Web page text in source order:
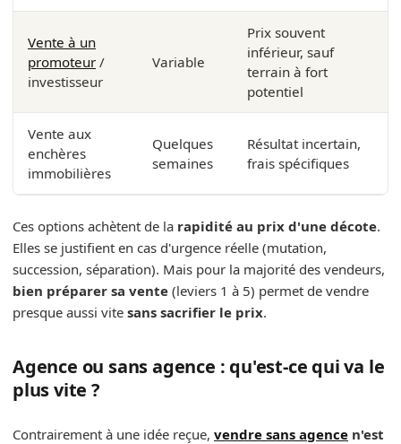
Vente à un
promoteur /
investisseur
Variable
Prix souvent
inférieur, sauf
terrain à fort
potentiel
Vente aux
enchères
immobilières
Quelques
semaines
Résultat incertain,
frais spécifiques
Ces options achètent de la rapidité au prix d'une décote.
Elles se justifient en cas d'urgence réelle (mutation,
succession, séparation). Mais pour la majorité des vendeurs,
bien préparer sa vente (leviers 1 à 5) permet de vendre
presque aussi vite sans sacrifier le prix.
Agence ou sans agence : qu'est-ce qui va le
plus vite ?
Contrairement à une idée reçue, vendre sans agence n'est